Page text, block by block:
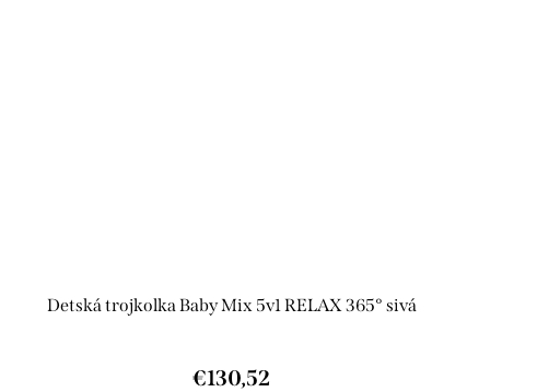
Detská trojkolka Baby Mix 5v1 RELAX 365° sivá
€130,52